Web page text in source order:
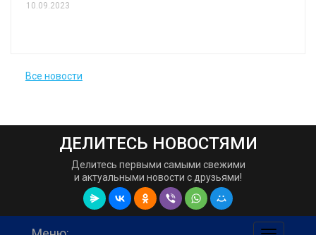
10.09.2023
Все новости
ДЕЛИТЕСЬ НОВОСТЯМИ
Делитесь первыми самыми свежими
и актуальными новости с друзьями!